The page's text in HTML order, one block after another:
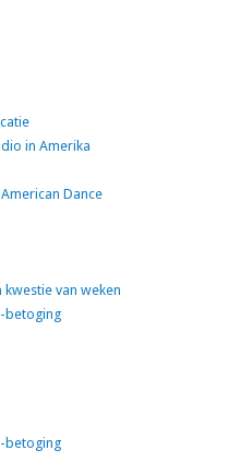
in Amerika
Dance
van weken
betoging
betoging